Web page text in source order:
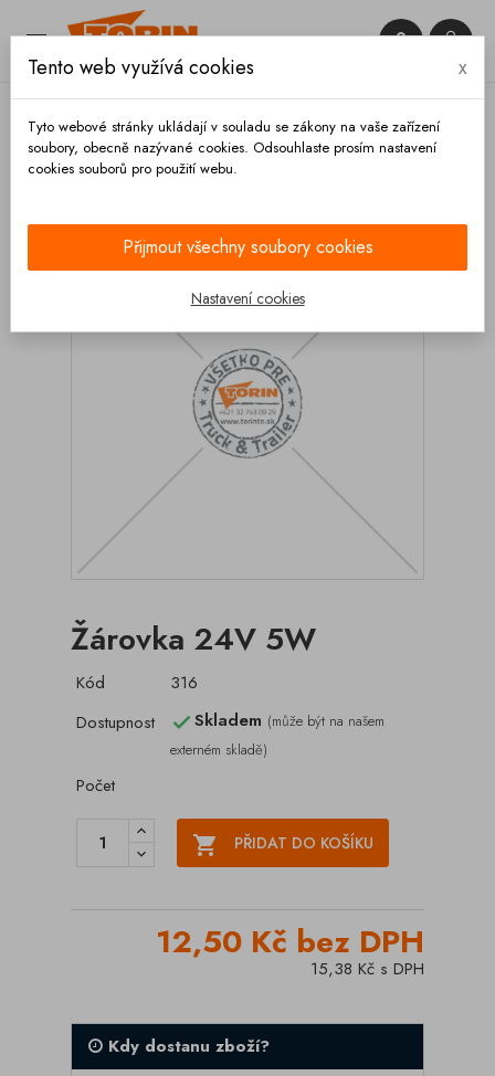
 

Žárovka 24V 5W
Kód
316
Dostupnost
Skladem (může být na našem
externém skladě)
Počet
 PŘIDAT DO KOŠÍKU
12,50 Kč bez DPH
15,38 Kč s DPH
Kdy dostanu zboží?
Tento web využívá cookies x
Tyto webové stránky ukládají v souladu se zákony na vaše zařízení
soubory, obecně nazývané cookies. Odsouhlaste prosím nastavení
cookies souborů pro použití webu.
Přijmout všechny soubory cookies
Nastavení cookies